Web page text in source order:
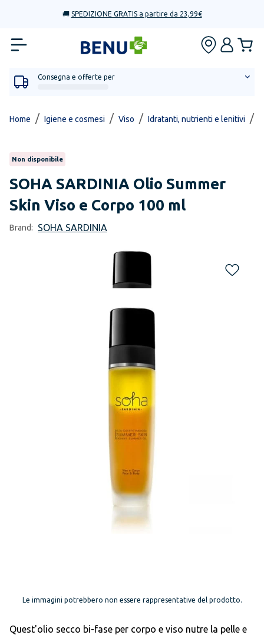
🚚 SPEDIZIONE GRATIS a partire da 23,99€
Consegna e offerte per
Home / Igiene e cosmesi / Viso / Idratanti, nutrienti e lenitivi /
Non disponibile
SOHA SARDINIA Olio Summer
Skin Viso e Corpo 100 ml
Brand: SOHA SARDINIA
Le immagini potrebbero non essere rappresentative del prodotto.
Quest'olio secco bi-fase per corpo e viso nutre la pelle e